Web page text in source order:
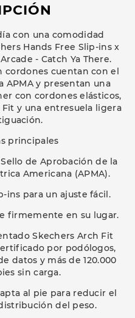
con una comodidad
Hands Free Slip-ins x
- Catch Ya There.
cordones cuentan con el
APMA y presentan una
con cordones elásticos,
y una entresuela ligera
principales
de Aprobación de la
Americana (APMA).
ins para un ajuste fácil.
firmemente en su lugar.
Skechers Arch Fit
por podólogos,
datos y más de 120.000
sin carga.
al pie para reducir el
del peso.